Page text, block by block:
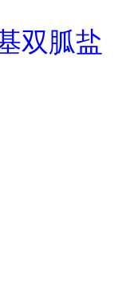
双胍盐